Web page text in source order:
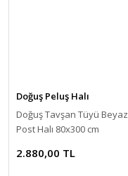
Doğuş Peluş Halı
Doğuş Tavşan Tüyü Beyaz
Post Halı 80x300 cm
2.880,00 TL